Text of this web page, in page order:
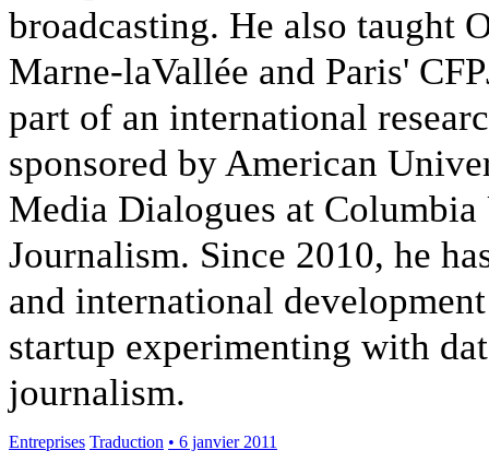
broadcasting. He also taught
Marne-laVallée and Paris'
part of an international
sponsored by American
Media Dialogues at
Journalism. Since 2010, he
and international
startup experimenting with
journalism.
Entreprises Traduction • 6 janvier 2011